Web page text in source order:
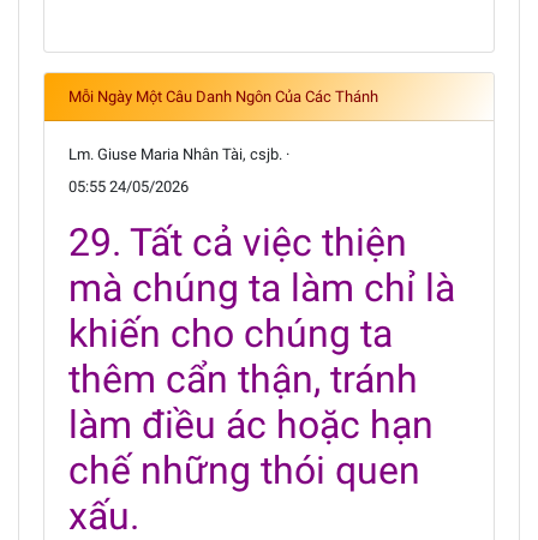
Mỗi Ngày Một Câu Danh Ngôn Của Các Thánh
Lm. Giuse Maria Nhân Tài, csjb. ·
05:55 24/05/2026
29. Tất cả việc thiện
mà chúng ta làm chỉ là
khiến cho chúng ta
thêm cẩn thận, tránh
làm điều ác hoặc hạn
chế những thói quen
xấu.